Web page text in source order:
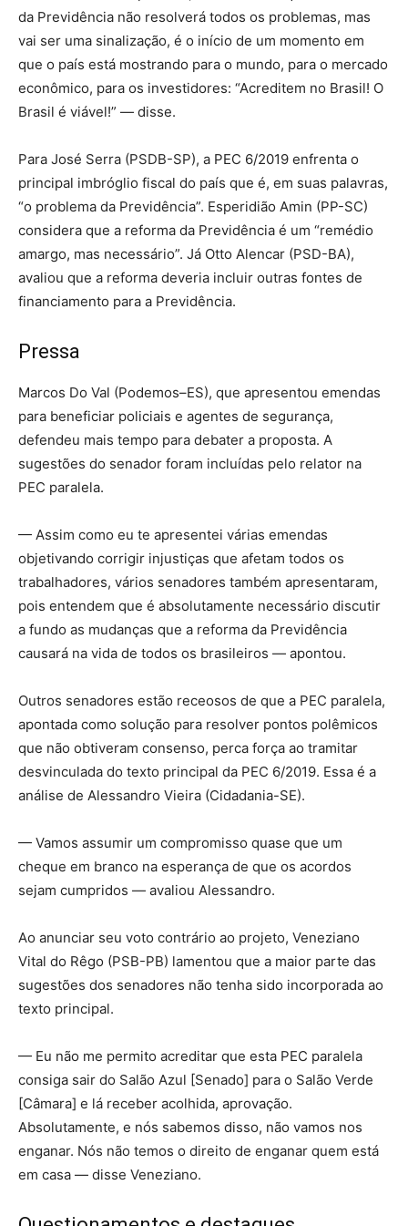
da Previdência não resolverá todos os problemas, mas
vai ser uma sinalização, é o início de um momento em
que o país está mostrando para o mundo, para o mercado
econômico, para os investidores: “Acreditem no Brasil! O
Brasil é viável!” — disse.
Para José Serra (PSDB-SP), a PEC 6/2019 enfrenta o
principal imbróglio fiscal do país que é, em suas palavras,
“o problema da Previdência”. Esperidião Amin (PP-SC)
considera que a reforma da Previdência é um “remédio
amargo, mas necessário”. Já Otto Alencar (PSD-BA),
avaliou que a reforma deveria incluir outras fontes de
financiamento para a Previdência.
Pressa
Marcos Do Val (Podemos–ES), que apresentou emendas
para beneficiar policiais e agentes de segurança,
defendeu mais tempo para debater a proposta. A
sugestões do senador foram incluídas pelo relator na
PEC paralela.
— Assim como eu te apresentei várias emendas
objetivando corrigir injustiças que afetam todos os
trabalhadores, vários senadores também apresentaram,
pois entendem que é absolutamente necessário discutir
a fundo as mudanças que a reforma da Previdência
causará na vida de todos os brasileiros — apontou.
Outros senadores estão receosos de que a PEC paralela,
apontada como solução para resolver pontos polêmicos
que não obtiveram consenso, perca força ao tramitar
desvinculada do texto principal da PEC 6/2019. Essa é a
análise de Alessandro Vieira (Cidadania-SE).
— Vamos assumir um compromisso quase que um
cheque em branco na esperança de que os acordos
sejam cumpridos — avaliou Alessandro.
Ao anunciar seu voto contrário ao projeto, Veneziano
Vital do Rêgo (PSB-PB) lamentou que a maior parte das
sugestões dos senadores não tenha sido incorporada ao
texto principal.
— Eu não me permito acreditar que esta PEC paralela
consiga sair do Salão Azul [Senado] para o Salão Verde
[Câmara] e lá receber acolhida, aprovação.
Absolutamente, e nós sabemos disso, não vamos nos
enganar. Nós não temos o direito de enganar quem está
em casa — disse Veneziano.